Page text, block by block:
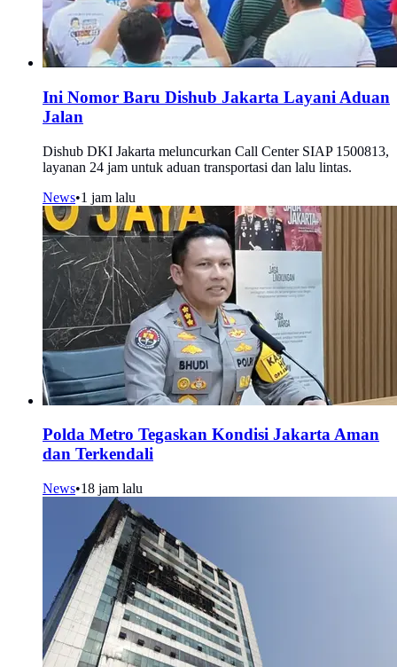
Ini Nomor Baru Dishub Jakarta Layani Aduan
Jalan
Dishub DKI Jakarta meluncurkan Call Center SIAP 1500813,
layanan 24 jam untuk aduan transportasi dan lalu lintas.
News•1 jam lalu
Polda Metro Tegaskan Kondisi Jakarta Aman
dan Terkendali
News•18 jam lalu